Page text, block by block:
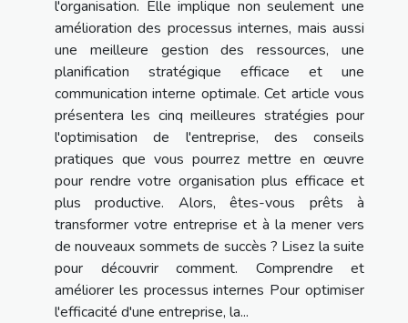
l'organisation. Elle implique non seulement une
amélioration des processus internes, mais aussi
une meilleure gestion des ressources, une
planification stratégique efficace et une
communication interne optimale. Cet article vous
présentera les cinq meilleures stratégies pour
l'optimisation de l'entreprise, des conseils
pratiques que vous pourrez mettre en œuvre
pour rendre votre organisation plus efficace et
plus productive. Alors, êtes-vous prêts à
transformer votre entreprise et à la mener vers
de nouveaux sommets de succès ? Lisez la suite
pour découvrir comment. Comprendre et
améliorer les processus internes Pour optimiser
l'efficacité d'une entreprise, la...